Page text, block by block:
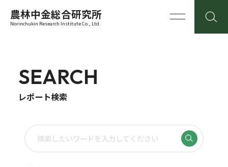
農林中金総合研究所
Norinchukin Research Institute Co., Ltd.
SEARCH
レポート検索